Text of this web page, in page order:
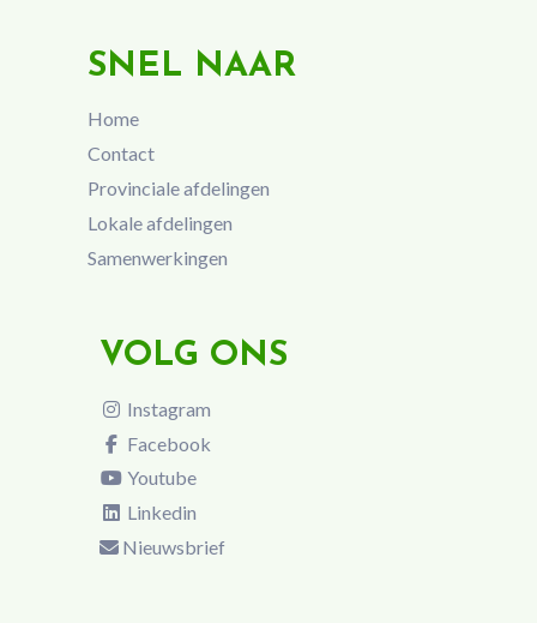
SNEL NAAR
Home
Contact
Provinciale afdelingen
Lokale afdelingen
Samenwerkingen
VOLG ONS
Instagram
Facebook
Youtube
Linkedin
Nieuwsbrief